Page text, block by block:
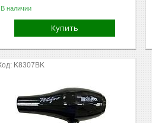
В наличии
Купить
K8307BK